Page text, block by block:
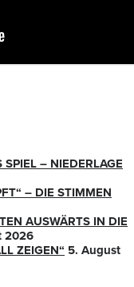
– NIEDERLAGE
– DIE STIMMEN
AUSWÄRTS IN DIE
2026
ZEIGEN“
5. August